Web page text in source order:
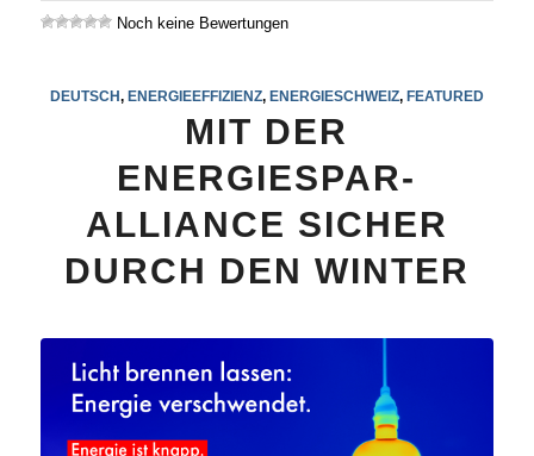
Noch keine Bewertungen
DEUTSCH, ENERGIEEFFIZIENZ, ENERGIESCHWEIZ, FEATURED
MIT DER
ENERGIESPAR-
ALLIANCE SICHER
DURCH DEN WINTER